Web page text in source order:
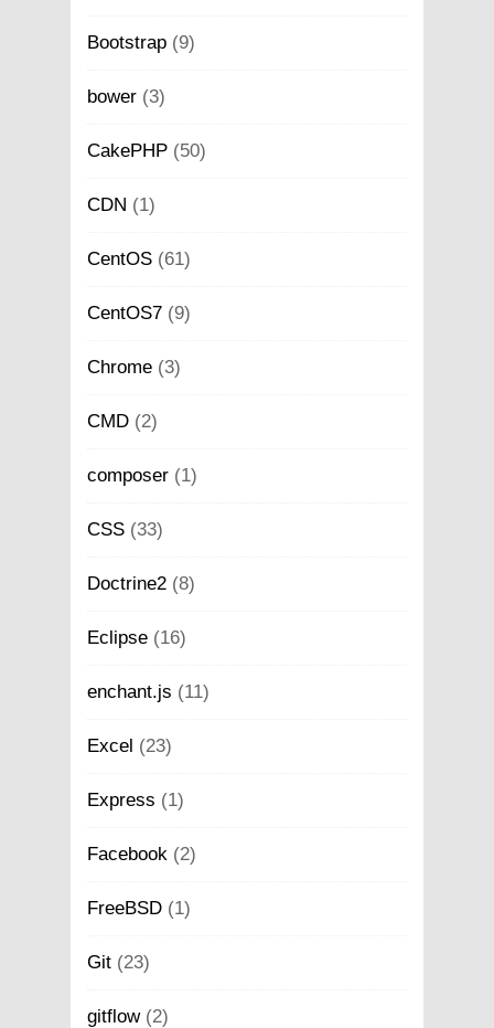
Bootstrap (9)
bower (3)
CakePHP (50)
CDN (1)
CentOS (61)
CentOS7 (9)
Chrome (3)
CMD (2)
composer (1)
CSS (33)
Doctrine2 (8)
Eclipse (16)
enchant.js (11)
Excel (23)
Express (1)
Facebook (2)
FreeBSD (1)
Git (23)
gitflow(2)